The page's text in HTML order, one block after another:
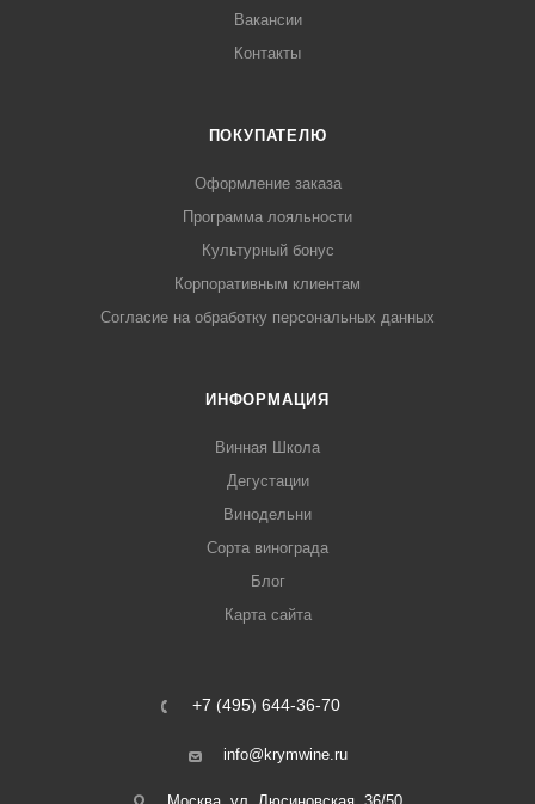
Вакансии
Контакты
ПОКУПАТЕЛЮ
Оформление заказа
Программа лояльности
Культурный бонус
Корпоративным клиентам
Согласие на обработку персональных данных
ИНФОРМАЦИЯ
Винная Школа
Дегустации
Винодельни
Сорта винограда
Блог
Карта сайта
+7 (495) 644-36-70
info@krymwine.ru